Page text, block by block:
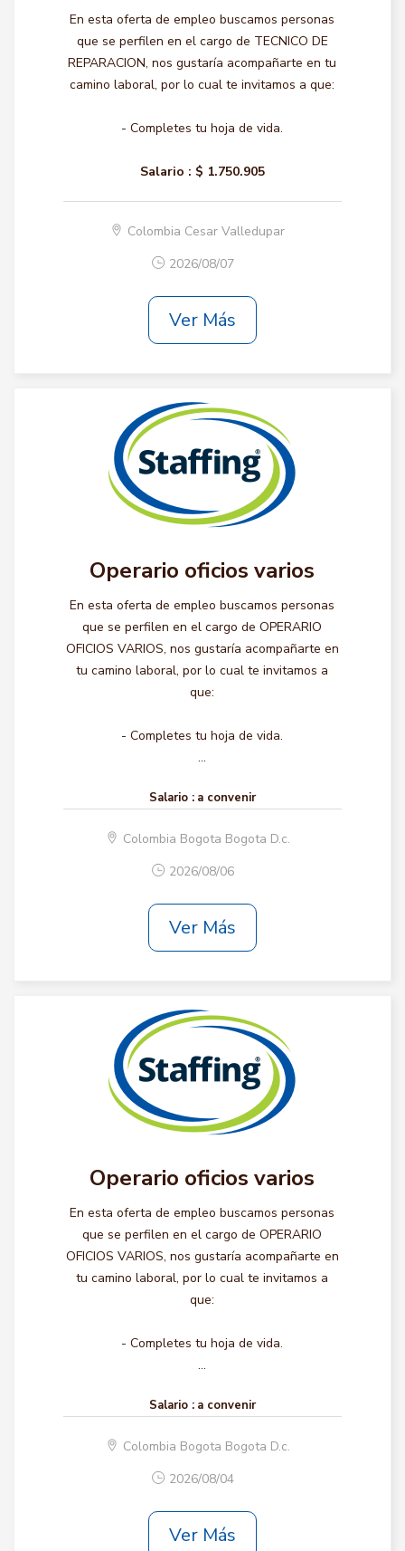
En esta oferta de empleo buscamos personas
que se perfilen en el cargo de TECNICO DE
REPARACION, nos gustaría acompañarte en tu
camino laboral, por lo cual te invitamos a que:
- Completes tu hoja de vida.
Salario : $ 1.750.905
Colombia Cesar Valledupar
2026/08/07
Ver Más
Operario oficios varios
En esta oferta de empleo buscamos personas
que se perfilen en el cargo de OPERARIO
OFICIOS VARIOS, nos gustaría acompañarte en
tu camino laboral, por lo cual te invitamos a
que:
- Completes tu hoja de vida.
...
Salario : a convenir
Colombia Bogota Bogota D.c.
2026/08/06
Ver Más
Operario oficios varios
En esta oferta de empleo buscamos personas
que se perfilen en el cargo de OPERARIO
OFICIOS VARIOS, nos gustaría acompañarte en
tu camino laboral, por lo cual te invitamos a
que:
- Completes tu hoja de vida.
...
Salario : a convenir
Colombia Bogota Bogota D.c.
2026/08/04
Ver Más